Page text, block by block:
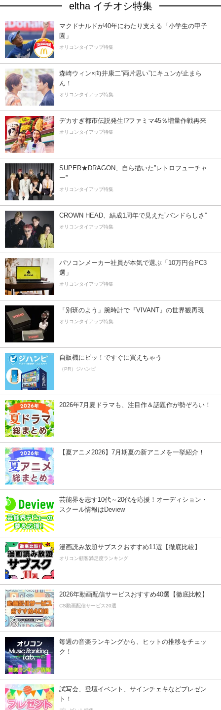
eltha イチオシ特集
マクドナルドが40年にわたり支える「小学生の甲子
園」
オリコンタイアップ特集
森崎ウィン×向井康二“両片思い”にキュンが止まら
ん！
オリコンタイアップ特集
デカすぎ都市伝説発生!?ファミマ45％増量作戦再来
オリコンタイアップ特集
SUPER★DRAGON、自ら描いた”レトロフューチャ
ー”
オリコンタイアップ特集
CROWN HEAD、結成1周年で見えた”バンドらしさ”
オリコンタイアップ特集
パソコンメーカー社員が本気で選ぶ「10万円台PC3
選」
オリコンタイアップ特集
「別班のよう」腕時計で『VIVANT』の世界観再現
オリコンタイアップ特集
自販機にピッ！ですぐに買えちゃう
（PR）ジハンピ
2026年7月夏ドラマも、注目作＆話題作が勢ぞろい！
【夏アニメ2026】7月期夏の新アニメを一挙紹介！
芸能界を志す10代～20代を応援！オーディション・
スクール情報はDeview
漫画読み放題サブスクおすすめ11選【徹底比較】
オリコン顧客満足度ランキング
2026年動画配信サービスおすすめ40選【徹底比較】
CS動画配信サービス20選
毎週の音楽ランキングから、ヒットの推移をチェッ
ク！
試写会、登壇イベント、サインチェキなどプレゼン
ト！